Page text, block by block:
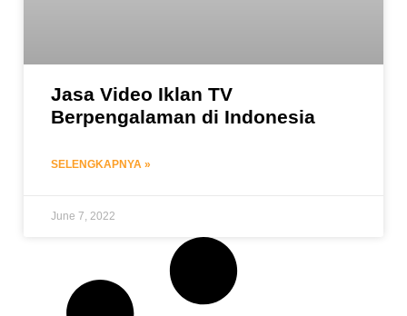
Jasa Video Iklan TV
Berpengalaman di Indonesia
SELENGKAPNYA »
June 7, 2022